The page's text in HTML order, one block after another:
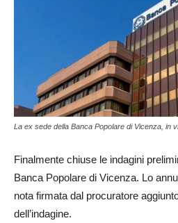
La ex sede della Banca Popolare di Vicenza, in
Finalmente chiuse le indagini
Banca Popolare di Vicenza. Lo
nota firmata dal procuratore
dell’indagine.